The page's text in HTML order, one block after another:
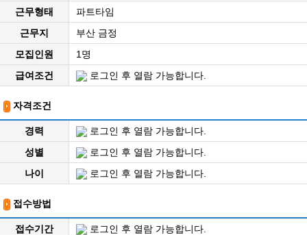
근무형태
파트타임
근무지
부산 금정
모집인원
1명
급여조건
로그인 후 열람 가능합니다.
자격조건
경력
로그인 후 열람 가능합니다.
성별
로그인 후 열람 가능합니다.
나이
로그인 후 열람 가능합니다.
접수방법
접수기간 로그인 후 열람 가능합니다.